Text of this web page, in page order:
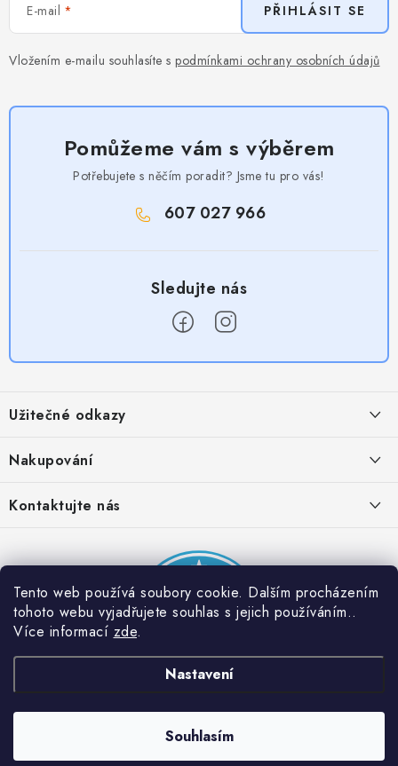
Tento web používá soubory cookie. Dalším procházením
tohoto webu vyjadřujete souhlas s jejich používáním..
Více informací zde.
Nastavení
Souhlasím
E-mail
Vložením e-mailu souhlasíte s podmínkami ochrany osobních údajů
PŘIHLÁSIT SE
Pomůžeme vám s výběrem
Potřebujete s něčím poradit? Jsme tu pro vás!
607 027 966
p
a
Užitečné odkazy
Obchodní podmínky
Provizní systém
Partner stránek: Super plecháček
Nakupování
Časté otázky
Podmínky akce 2 + 1 zdarma
Kontaktujte nás
Dobrý triko. Všechna práva vyhrazena.